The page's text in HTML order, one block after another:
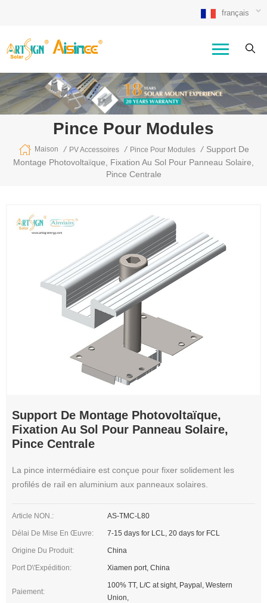
français
Pince Pour Modules
Maison / PV Accessoires / Pince Pour Modules / Support De
Montage Photovoltaïque, Fixation Au Sol Pour Panneau Solaire,
Pince Centrale
Support De Montage Photovoltaïque,
Fixation Au Sol Pour Panneau Solaire,
Pince Centrale
La pince intermédiaire est conçue pour fixer solidement les
profilés de rail en aluminium aux panneaux solaires.
Article NON.: AS-TMC-L80
Délai De Mise En Œuvre: 7-15 days for LCL, 20 days for FCL
Origine Du Produit: China
Port D\'expédition: Xiamen port, China
Paiement:
100% TT, L/C at sight, Paypal, Western
Union,